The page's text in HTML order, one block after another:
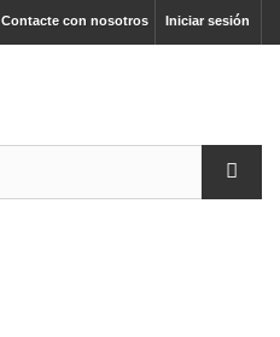
Iniciar sesión
Contacte con nosotros